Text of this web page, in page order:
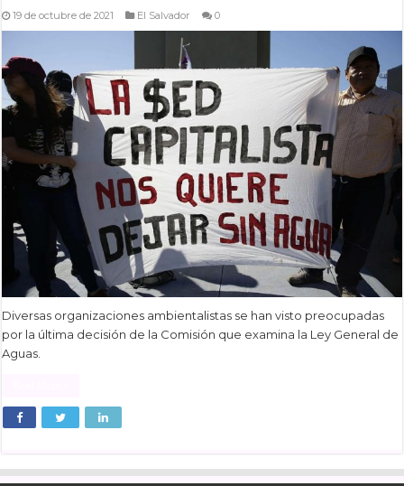
19 de octubre de 2021 El Salvador 0
Diversas organizaciones ambientalistas se han visto preocupadas
por la última decisión de la Comisión que examina la Ley General de
Aguas.